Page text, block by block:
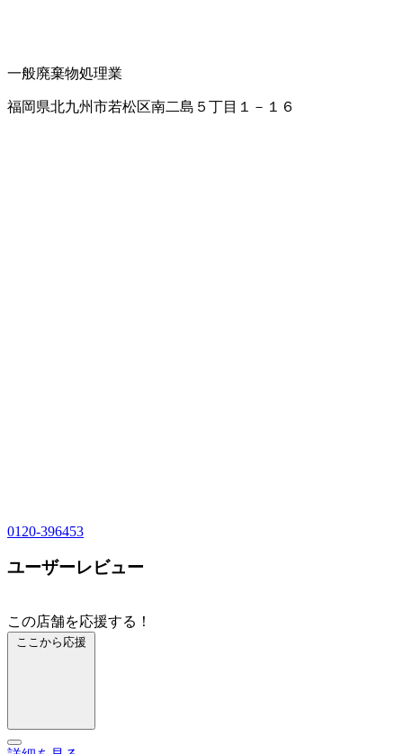
一般廃棄物処理業
福岡県北九州市若松区南二島５丁目１－１６
0120-396453
ユーザーレビュー
この店舗を応援する！
ここから応援